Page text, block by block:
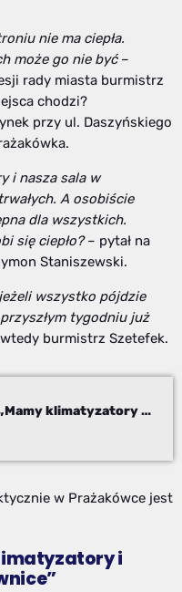
nie ma ciepła.
może go nie być–
rady miasta burmistrz
chodzi?
przy ul. Daszyńskiego
i nasza sala w
A osobiście
dla wszystkich.
się ciepło?– pytał na
Staniszewski.
wszystko pójdzie
tygodniu już
burmistrz Szetefek.
W Ustroniu nie grzeją? „Mamy klimatyzatory i pożyczone, duże nagrzewnice”
w Prażakówce jest
i